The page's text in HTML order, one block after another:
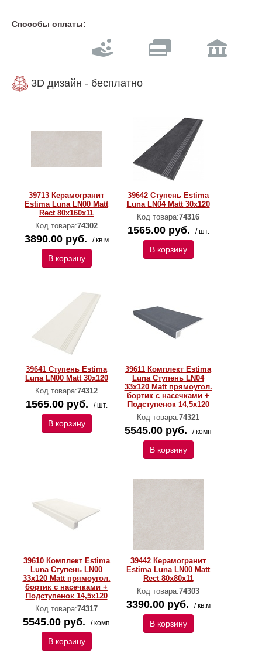
Способы оплаты:
3D дизайн - бесплатно
39713 Керамогранит
Estima Luna LN00 Matt
Rect 80x160x11
Код товара:74302
3890.00 руб. / кв.м
В корзину
39642 Ступень Estima
Luna LN04 Matt 30x120
Код товара:74316
1565.00 руб. / шт.
В корзину
39641 Ступень Estima
Luna LN00 Matt 30x120
Код товара:74312
1565.00 руб. / шт.
В корзину
39611 Комплект Estima
Luna Ступень LN04
33x120 Matt прямоугол.
бортик с насечками +
Подступенок 14,5x120
Код товара:74321
5545.00 руб. / комп
В корзину
39610 Комплект Estima
Luna Ступень LN00
33x120 Matt прямоугол.
бортик с насечками +
Подступенок 14,5x120
Код товара:74317
5545.00 руб. / комп
В корзину
39442 Керамогранит
Estima Luna LN00 Matt
Rect 80x80x11
Код товара:74303
3390.00 руб. / кв.м
В корзину